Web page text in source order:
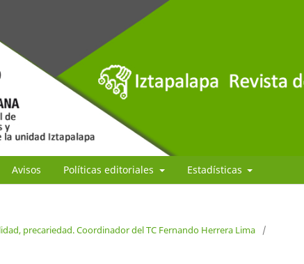
Avisos Políticas editoriales Estadísticas
precariedad. Coordinador del TC Fernando Herrera Lima
/